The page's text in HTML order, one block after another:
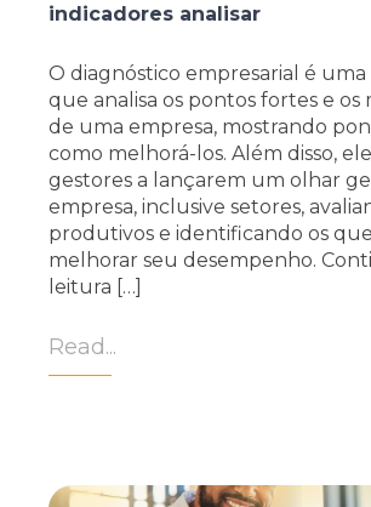
indicadores analisar
O diagnóstico empresarial é
que analisa os pontos fortes e os
de uma empresa, mostrando
como melhorá-los. Além disso,
gestores a lançarem um olhar
empresa, inclusive setores,
produtivos e identificando os
melhorar seu desempenho.
leitura […]
Read...